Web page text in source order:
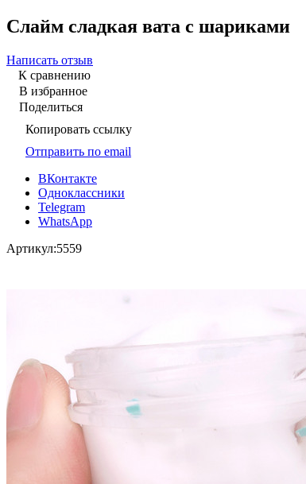
Слайм сладкая вата с шариками
Написать отзыв
К сравнению
В избранное
Поделиться
Копировать ссылку
Отправить по email
ВКонтакте
Одноклассники
Telegram
WhatsApp
Артикул:5559